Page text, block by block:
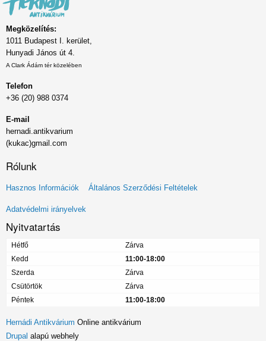
Megközelítés:
1011 Budapest I. kerület,
Hunyadi János út 4.
A Clark Ádám tér közelében
Telefon
+36 (20) 988 0374
E-mail
hernadi.antikvarium
(kukac)gmail.com
Rólunk
Lábléc
menü
Hasznos Információk Általános Szerződési Feltételek
Adatvédelmi irányelvek
Nyitvatartás
Hétfő
Zárva
Kedd
11:00-18:00
Szerda
Zárva
Csütörtök
Zárva
Péntek
11:00-18:00
Hernádi Antikvárium Online antikvárium
Drupal alapú webhely